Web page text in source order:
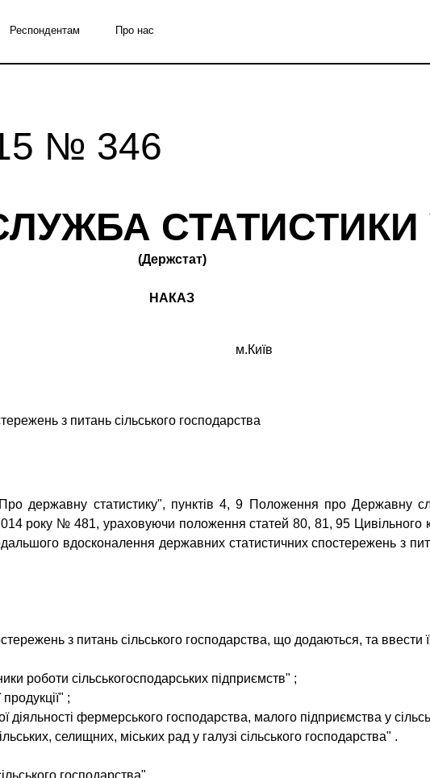
Респондентам Про нас
№ 346
СТАТИСТИКИ
(Держстат)
НАКАЗ
м.Київ
з питань сільського господарства
державну статистику", пунктів 4, 9 Положення про Державну
року № 481, ураховуючи положення статей 80, 81, 95 Цивільного
вдосконалення державних статистичних спостережень з
з питань сільського господарства, що додаються, та ввести
роботи сільськогосподарських підприємств" ;
;
фермерського господарства, малого підприємства у
селищних, міських рад у галузі сільського господарства" .
господарства" .